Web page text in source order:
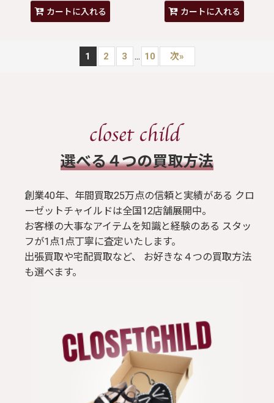
カートに入れる カートに入れる
1 2 3 ... 10 次»
​選べる４つの買取方法
創業40年、年間買取25万点の信頼と実績がある クロ
ーゼットチャイルドは全国12店舗展開中。
お客様の大事なアイテムを知識と経験のある スタッ
フが1点1点丁寧に査定いたします。
出張買取や宅配買取など、 お好きな４つの買取方法
も選べます。